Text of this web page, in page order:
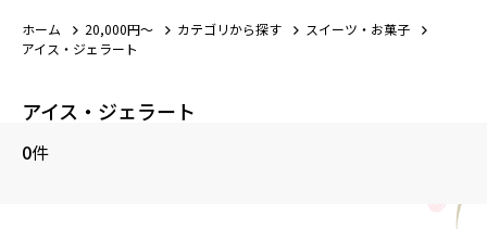
ホーム 20,000円～ カテゴリから探す
スイーツ・お菓子
アイス・ジェラート
アイス・ジェラート
0件